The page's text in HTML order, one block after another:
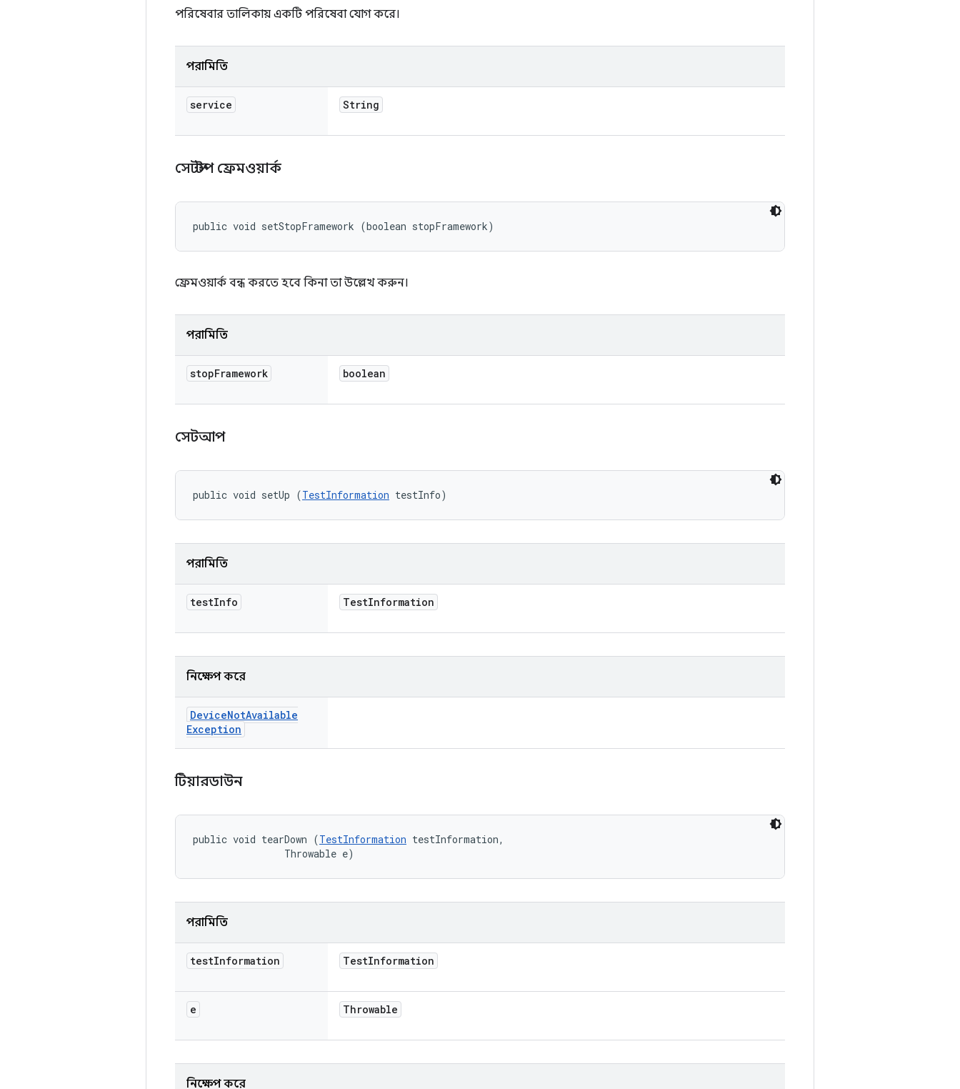
পরিষেবার তালিকায় একটি পরিষেবা যোগ করে।
পরামিতি
service String
সেটস্টপ ফ্রেমওয়ার্ক
public void setStopFramework (boolean stopFramework)
ফ্রেমওয়ার্ক বন্ধ করতে হবে কিনা তা উল্লেখ করুন।
পরামিতি
stopFramework boolean
সেটআপ
public void setUp (TestInformation testInfo)
পরামিতি
testInfo TestInformation
নিক্ষেপ করে
DeviceNotAvailable
Exception
টিয়ারডাউন
public void tearDown (TestInformation testInformation,
                Throwable e)
পরামিতি
testInformation TestInformation
e Throwable
নিক্ষেপ করে